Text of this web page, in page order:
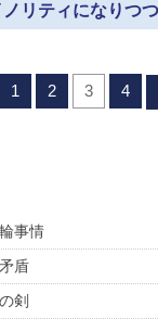
リティになりつ
1 2 3 4
事情
盾
剣